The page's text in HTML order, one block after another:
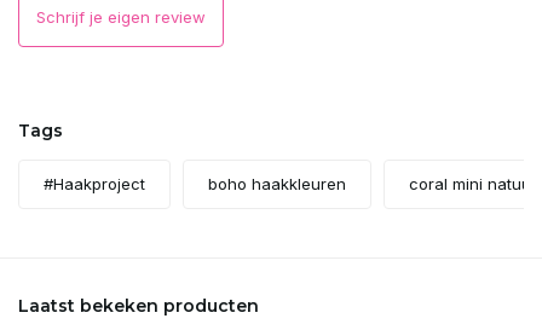
Schrijf je eigen review
Tags
#Haakproject boho haakkleuren coral mini
Laatst bekeken producten